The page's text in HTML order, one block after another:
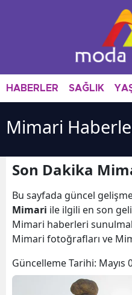
HABERLER SAĞLIK
Mimari
Son Dakika
Bu sayfada güncel
Mimari ile ilgili en son
Mimari haberleri
Mimari fotoğrafları ve
Güncelleme Tarihi: Mayıs